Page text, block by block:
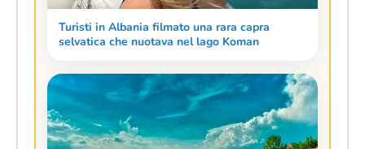
Turisti in Albania filmato una rara capra
selvatica che nuotava nel lago Koman